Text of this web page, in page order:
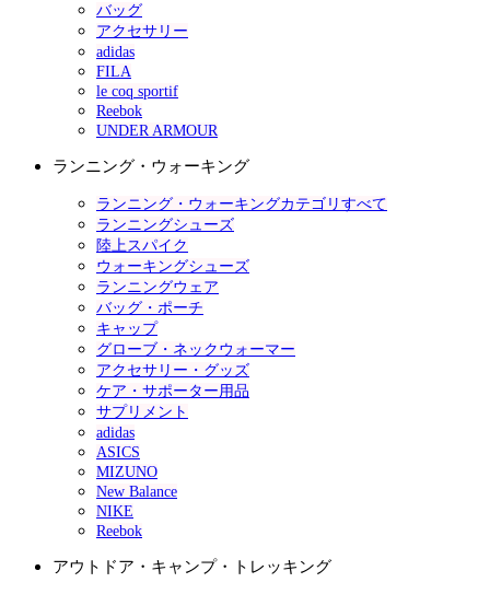
バッグ
アクセサリー
adidas
FILA
le coq sportif
Reebok
UNDER ARMOUR
ランニング・ウォーキング
ランニング・ウォーキングカテゴリすべて
ランニングシューズ
陸上スパイク
ウォーキングシューズ
ランニングウェア
バッグ・ポーチ
キャップ
グローブ・ネックウォーマー
アクセサリー・グッズ
ケア・サポーター用品
サプリメント
adidas
ASICS
MIZUNO
New Balance
NIKE
Reebok
アウトドア・キャンプ・トレッキング